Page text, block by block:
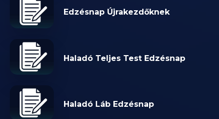
Edzésnap Újrakezdőknek
Haladó Teljes Test Edzésnap
Haladó Láb Edzésnap